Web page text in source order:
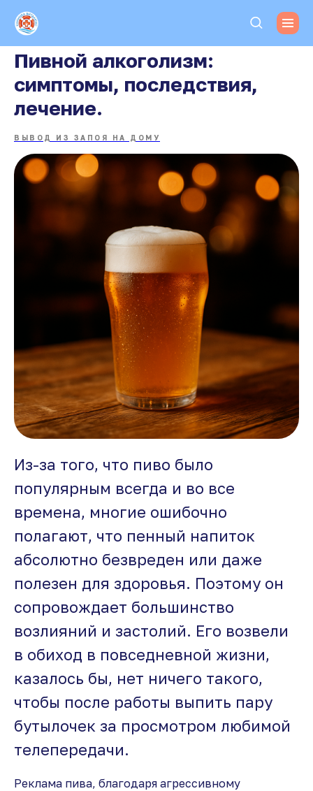
Пивной алкоголизм:
симптомы, последствия,
лечение.
ВЫВОД ИЗ ЗАПОЯ НА ДОМУ
Из-за того, что пиво было
популярным всегда и во все
времена, многие ошибочно
полагают, что пенный напиток
абсолютно безвреден или даже
полезен для здоровья. Поэтому он
сопровождает большинство
возлияний и застолий. Его возвели
в обиход в повседневной жизни,
казалось бы, нет ничего такого,
чтобы после работы выпить пару
бутылочек за просмотром любимой
телепередачи.
Реклама пива, благодаря агрессивному